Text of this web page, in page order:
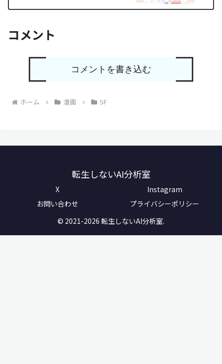
コメント
コメントを書き込む
ホーム 漫画 SF
転生しないAI分析室
X
Instagram
お問い合わせ
プライバシーポリシー
© 2021-2026 転生しないAI分析室.